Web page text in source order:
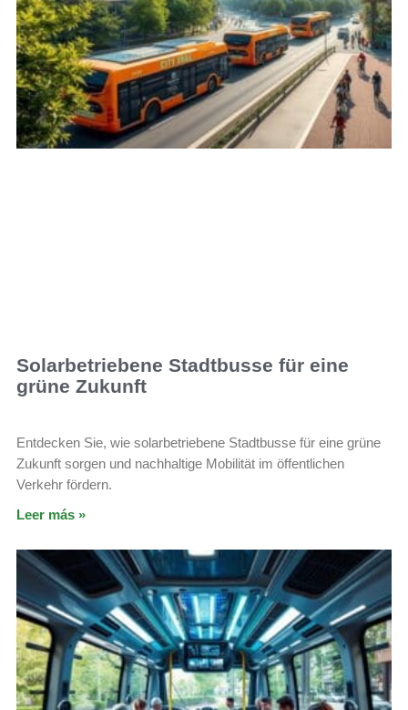
Solarbetriebene Stadtbusse für eine
grüne Zukunft
Entdecken Sie, wie solarbetriebene Stadtbusse für eine grüne
Zukunft sorgen und nachhaltige Mobilität im öffentlichen
Verkehr fördern.
Leer más »